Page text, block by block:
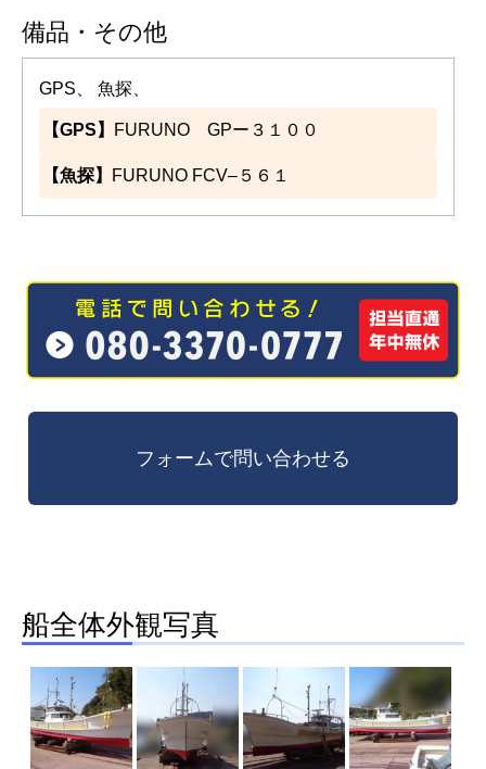
備品・その他
GPS、 魚探、
【GPS】 FURUNO GPー３１００
【魚探】 FURUNO FCV–５６１
船全体外観写真